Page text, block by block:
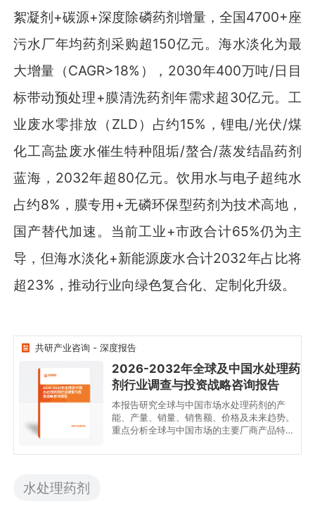
絮凝剂+碳源+深度除磷药剂增量，全国4700+座
污水厂年均药剂采购超150亿元。海水淡化为最
大增量（CAGR>18%），2030年400万吨/日目
标带动预处理+膜清洗药剂年需求超30亿元。工
业废水零排放（ZLD）占约15%，锂电/光伏/煤
化工高盐废水催生特种阻垢/螯合/蒸发结晶药剂
蓝海，2032年超80亿元。饮用水与电子超纯水
占约8%，膜专用+无磷环保型药剂为技术高地，
国产替代加速。当前工业+市政合计65%仍为主
导，但海水淡化+新能源废水合计2032年占比将
超23%，推动行业向绿色复合化、定制化升级。
共研产业咨询 - 深度报告
2026-2032年全球及中国
水处理药剂行业调查与投
资战略咨询报告
2026-2032年全球及中国水处理药
剂行业调查与投资战略咨询报告
本报告研究全球与中国市场水处理药剂的产
能、产量、销量、销售额、价格及未来趋势。
重点分析全球与中国市场的主要厂商产品特
和中国市场主要生产商的市场份额。历史数据
水处理药剂